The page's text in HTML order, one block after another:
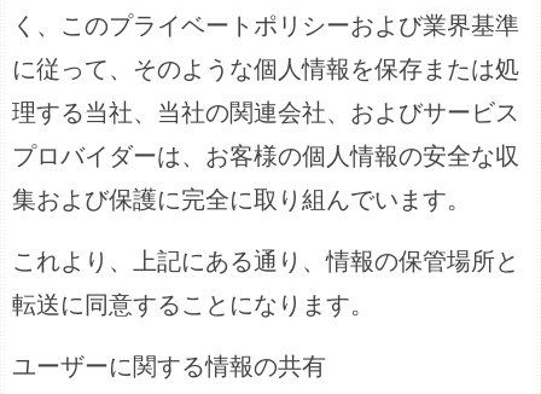
く、このプライベートポリシーおよび業界基準
に従って、そのような個人情報を保存または処
理する当社、当社の関連会社、およびサービス
プロバイダーは、お客様の個人情報の安全な収
集および保護に完全に取り組んでいます。
これより、上記にある通り、情報の保管場所と
転送に同意することになります。
ユーザーに関する情報の共有